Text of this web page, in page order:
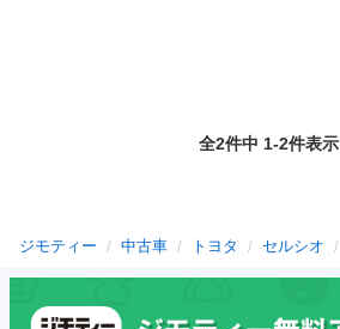
全2件中 1-2件表示
ジモティー 中古車 トヨタ セルシオ